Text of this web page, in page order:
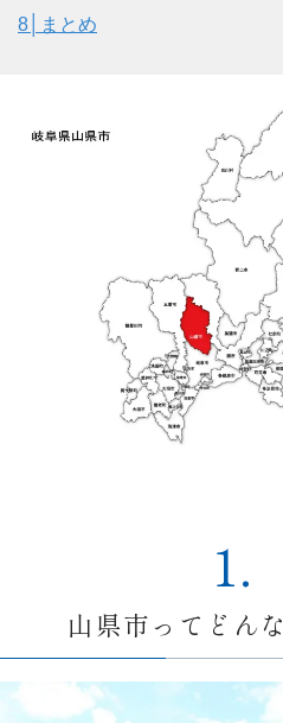
8│ まとめ
1.
山県市ってどん